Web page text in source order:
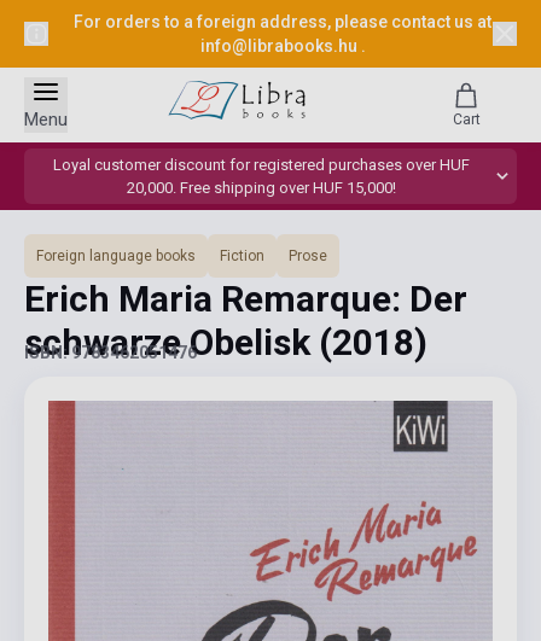
For orders to a foreign address, please contact us at
info@librabooks.hu .
Loyal customer discount for registered purchases over HUF
20,000. Free shipping over HUF 15,000!
Menu Cart
Foreign language books Fiction Prose
Erich Maria Remarque: Der
schwarze Obelisk (2018)
ISBN: 9783462051476